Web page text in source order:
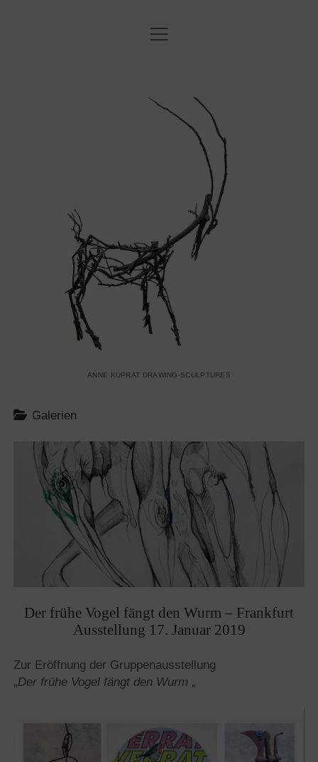
STARTSEITE
DATENSCHUTZERKLÄRUNG
IMPRESSUM
EXHIBITIONS
COOKIE-RICHTLINIE (EU)
instagram
email
Menü
öffnen
ANNE KUPRAT DRAWING-SCULPTURES
Galerien
Der frühe Vogel fängt den Wurm – Frankfurt
Ausstellung 17. Januar 2019
Zur Eröffnung der Gruppenausstellung
„Der frühe Vogel fängt den Wurm „